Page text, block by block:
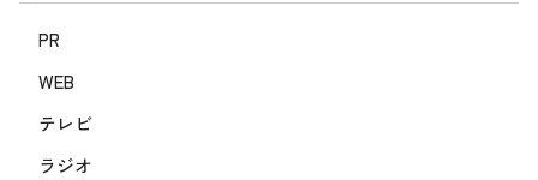
PR
WEB
テレビ
ラジオ